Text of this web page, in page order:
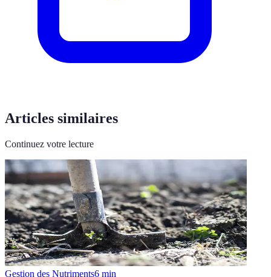
Articles similaires
Continuez votre lecture
Gestion des Nutriments6 min